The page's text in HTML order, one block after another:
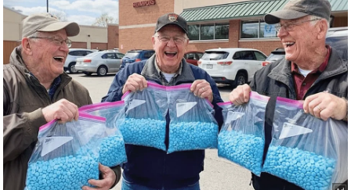
.
चा
य
प
र
स
मी
क्षा
ध